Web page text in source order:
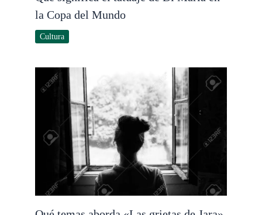
la Copa del Mundo
Cultura